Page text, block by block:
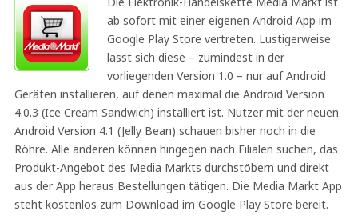
ab sofort mit einer eigenen Android App im
Google Play Store vertreten. Lustigerweise
lässt sich diese – zumindest in der
vorliegenden Version 1.0 – nur auf Android
Geräten installieren, auf denen maximal die Android Version
4.0.3 (Ice Cream Sandwich) installiert ist. Nutzer mit der neuen
Android Version 4.1 (Jelly Bean) schauen bisher noch in die
Röhre. Alle anderen können hingegen nach Filialen suchen, das
Produkt-Angebot des Media Markts durchstöbern und direkt
aus der App heraus Bestellungen tätigen. Die Media Markt App
steht kostenlos zum Download im Google Play Store bereit.